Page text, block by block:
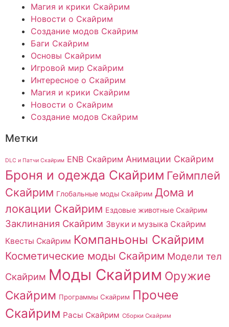
Магия и крики Скайрим
Новости о Скайрим
Создание модов Скайрим
Баги Скайрим
Основы Скайрим
Игровой мир Скайрим
Интересное о Скайрим
Магия и крики Скайрим
Новости о Скайрим
Создание модов Скайрим
Метки
DLC и Патчи Скайрим ENB Скайрим Анимации Скайрим
Броня и одежда Скайрим Геймплей
Скайрим Глобальные моды Скайрим Дома и
локации Скайрим Ездовые животные Скайрим
Заклинания Скайрим Звуки и музыка Скайрим
Квесты Скайрим Компаньоны Скайрим
Косметические моды Скайрим Модели тел
Скайрим Моды Скайрим Оружие
Скайрим Программы Скайрим Прочее
Скайрим Расы Скайрим Сборки Скайрим